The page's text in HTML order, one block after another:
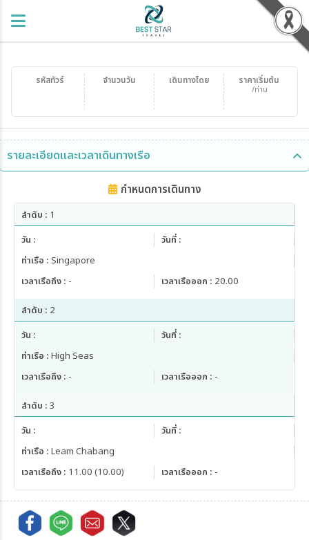
รหัสทัวร์ จำนวนวัน ราคาเริ่มต้น
/ท่าน
เดินทางโดย
รายละเอียดและเวลาเดินทางเรือ
กำหนดการเดินทาง
ลำดับ : 1
วัน :
วันที่ :
ท่าเรือ : Singapore
เวลาเรือถึง : - เวลาเรือออก : 20.00
ลำดับ : 2
วัน :
วันที่ :
ท่าเรือ : High Seas
เวลาเรือถึง : - เวลาเรือออก : -
ลำดับ : 3
วัน :
วันที่ :
ท่าเรือ : Leam Chabang
เวลาเรือถึง : 11.00 (10.00) เวลาเรือออก : -